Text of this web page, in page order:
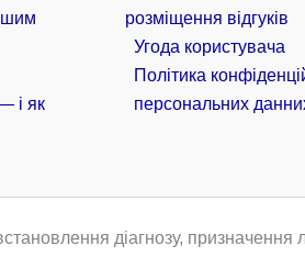
і як
розміщення відгуків
Угода користувача
Політика
персональних
діагнозу, призначення